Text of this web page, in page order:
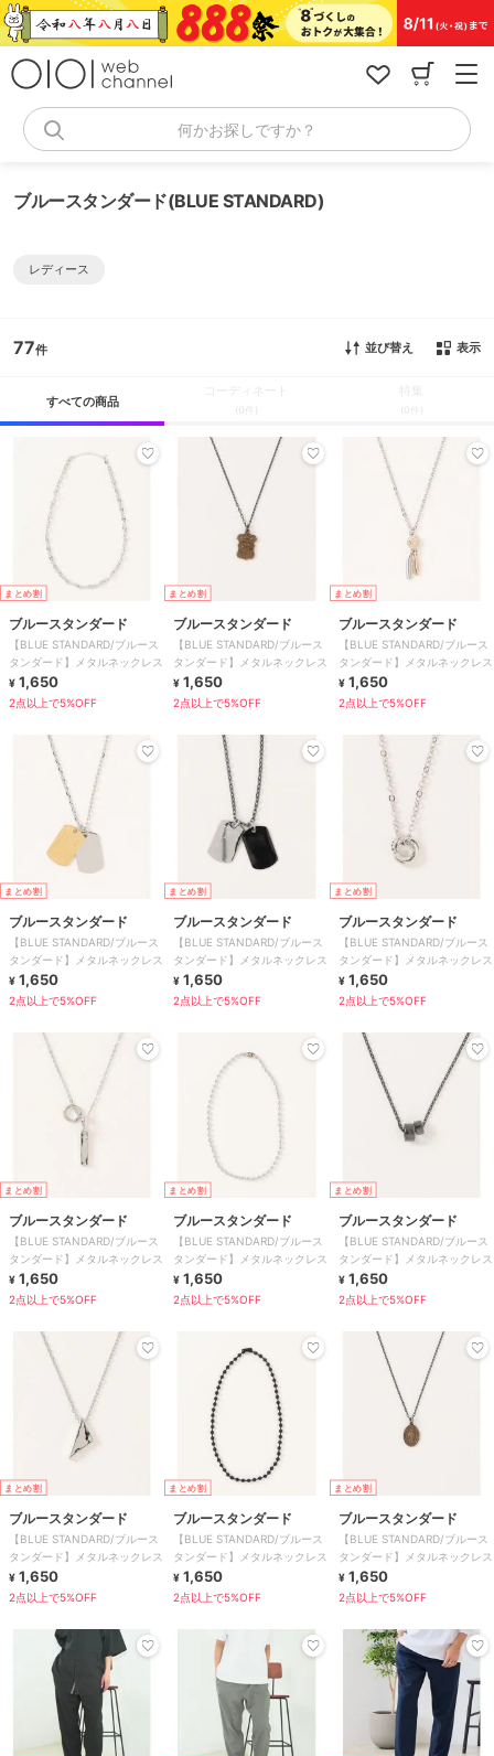
コ
ン
何かお探しですか？
ブルースタンダード(BLUE STANDARD)
レディース
77 並び替え 表示
すべての商品
(0件) (0件)
まとめ割
ブルースタンダード
【BLUE STANDARD/ブルース
タンダード】メタルネックレス
¥ 1,650
2点以上で5%OFF
まとめ割
ブルースタンダード
【BLUE STANDARD/ブルース
タンダード】メタルネックレス
¥ 1,650
2点以上で5%OFF
まとめ割
ブルースタンダード
【BLUE STANDARD/ブルース
タンダード】メタルネックレス
¥ 1,650
2点以上で5%OFF
まとめ割
ブルースタンダード
【BLUE STANDARD/ブルース
タンダード】メタルネックレス
¥ 1,650
2点以上で5%OFF
まとめ割
ブルースタンダード
【BLUE STANDARD/ブルース
タンダード】メタルネックレス
¥ 1,650
2点以上で5%OFF
まとめ割
ブルースタンダード
【BLUE STANDARD/ブルース
タンダード】メタルネックレス
¥ 1,650
2点以上で5%OFF
まとめ割
ブルースタンダード
【BLUE STANDARD/ブルース
タンダード】メタルネックレス
¥ 1,650
2点以上で5%OFF
まとめ割
ブルースタンダード
【BLUE STANDARD/ブルース
タンダード】メタルネックレス
¥ 1,650
2点以上で5%OFF
まとめ割
ブルースタンダード
【BLUE STANDARD/ブルース
タンダード】メタルネックレス
¥ 1,650
2点以上で5%OFF
まとめ割
ブルースタンダード
【BLUE STANDARD/ブルース
タンダード】メタルネックレス
¥ 1,650
2点以上で5%OFF
まとめ割
ブルースタンダード
【BLUE STANDARD/ブルース
タンダード】メタルネックレス
¥ 1,650
2点以上で5%OFF
まとめ割
ブルースタンダード
【BLUE STANDARD/ブルース
タンダード】メタルネックレス
¥ 1,650
2点以上で5%OFF